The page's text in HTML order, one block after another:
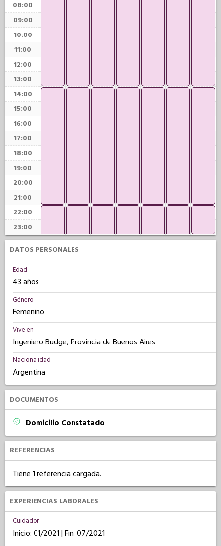
08:00
09:00
10:00
11:00
12:00
13:00
14:00
15:00
16:00
17:00
18:00
19:00
20:00
21:00
22:00
23:00
DATOS PERSONALES
Edad
43 años
Género
Femenino
Vive en
Ingeniero Budge, Provincia de Buenos Aires
Nacionalidad
Argentina
DOCUMENTOS
Domicilio Constatado
REFERENCIAS
Tiene 1 referencia cargada.
EXPERIENCIAS LABORALES
Cuidador
Inicio: 01/2021 | Fin: 07/2021